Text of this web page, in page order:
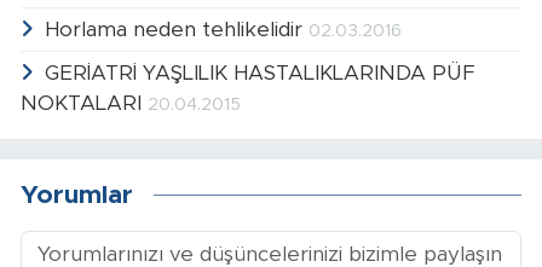
Horlama neden tehlikelidir 02.03.2016
GERİATRİ YAŞLILIK HASTALIKLARINDA PÜF
NOKTALARI
20.04.2015
Yorumlar